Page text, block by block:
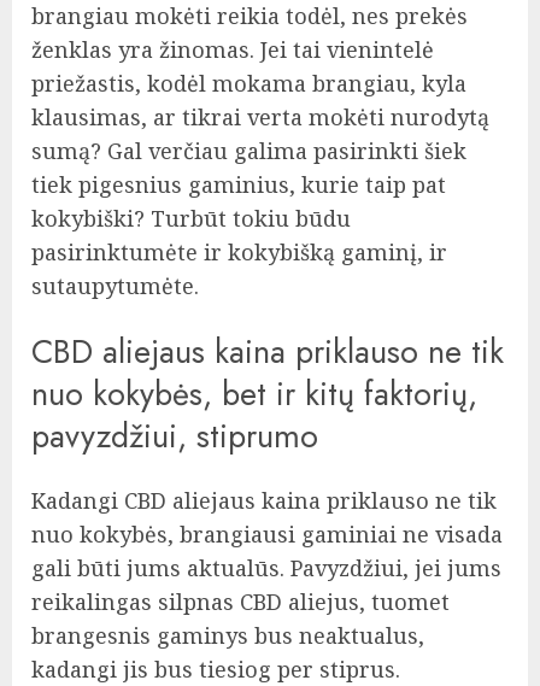
brangiau mokėti reikia todėl, nes prekės
ženklas yra žinomas. Jei tai vienintelė
priežastis, kodėl mokama brangiau, kyla
klausimas, ar tikrai verta mokėti nurodytą
sumą? Gal verčiau galima pasirinkti šiek
tiek pigesnius gaminius, kurie taip pat
kokybiški? Turbūt tokiu būdu
pasirinktumėte ir kokybišką gaminį, ir
sutaupytumėte.
CBD aliejaus kaina priklauso ne tik
nuo kokybės, bet ir kitų faktorių,
pavyzdžiui, stiprumo
Kadangi CBD aliejaus kaina priklauso ne tik
nuo kokybės, brangiausi gaminiai ne visada
gali būti jums aktualūs. Pavyzdžiui, jei jums
reikalingas silpnas CBD aliejus, tuomet
brangesnis gaminys bus neaktualus,
kadangi jis bus tiesiog per stiprus.